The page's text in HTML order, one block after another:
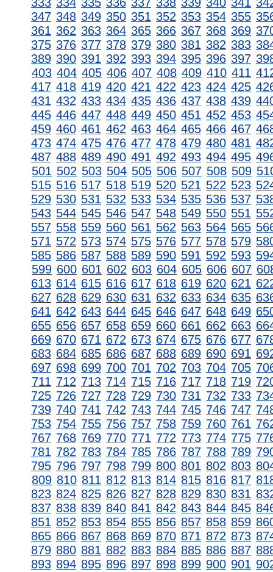
347 348 349 350 351 352 353 354 355
361 362 363 364 365 366 367 368 369
375 376 377 378 379 380 381 382 383
389 390 391 392 393 394 395 396 397
403 404 405 406 407 408 409 410 411
417 418 419 420 421 422 423 424 425
431 432 433 434 435 436 437 438 439
445 446 447 448 449 450 451 452 453
459 460 461 462 463 464 465 466 467
473 474 475 476 477 478 479 480 481
487 488 489 490 491 492 493 494 495
501 502 503 504 505 506 507 508 509
515 516 517 518 519 520 521 522 523
529 530 531 532 533 534 535 536 537
543 544 545 546 547 548 549 550 551
557 558 559 560 561 562 563 564 565
571 572 573 574 575 576 577 578 579
585 586 587 588 589 590 591 592 593
599 600 601 602 603 604 605 606 607
613 614 615 616 617 618 619 620 621
627 628 629 630 631 632 633 634 635
641 642 643 644 645 646 647 648 649
655 656 657 658 659 660 661 662 663
669 670 671 672 673 674 675 676 677
683 684 685 686 687 688 689 690 691
697 698 699 700 701 702 703 704 705
711 712 713 714 715 716 717 718 719
725 726 727 728 729 730 731 732 733
739 740 741 742 743 744 745 746 747
753 754 755 756 757 758 759 760 761
767 768 769 770 771 772 773 774 775
781 782 783 784 785 786 787 788 789
795 796 797 798 799 800 801 802 803
809 810 811 812 813 814 815 816 817
823 824 825 826 827 828 829 830 831
837 838 839 840 841 842 843 844 845
851 852 853 854 855 856 857 858 859
865 866 867 868 869 870 871 872 873
879 880 881 882 883 884 885 886 887
893 894 895 896 897 898 899 900 901